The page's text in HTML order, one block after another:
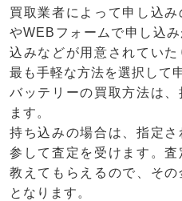
買取業者によって申し込
やWEBフォームで申し込
込みなどが用意されてい
最も手軽な方法を選択して
バッテリーの買取方法は
ます。
持ち込みの場合は、指定
参して査定を受けます。
教えてもらえるので、そ
となります。